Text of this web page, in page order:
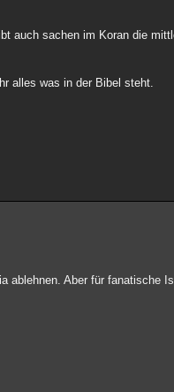
auch sachen im Koran die
alles was in der Bibel steht.
ablehnen. Aber für fanatische